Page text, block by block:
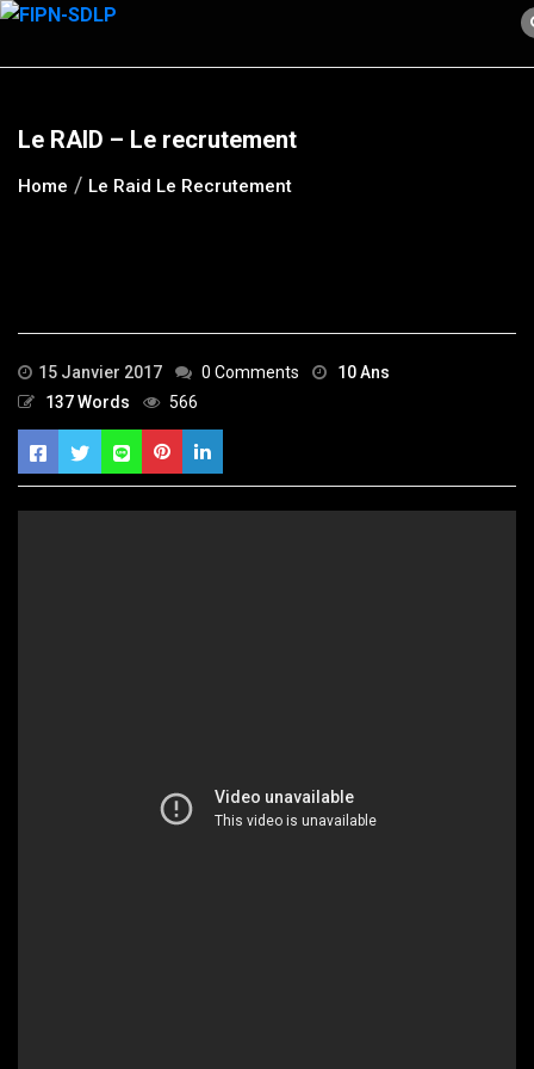
Skip
content
Le RAID – Le recrutement
Home Le Raid Le Recrutement
15 Janvier 2017 0 Comments
10 Ans
137 Words
566